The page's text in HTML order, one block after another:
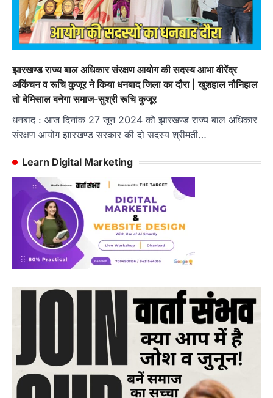
झारखण्ड राज्य बाल अधिकार संरक्षण आयोग की सदस्य आभा वीरेंद्र
अकिंचन व रूचि कुजूर ने किया धनबाद जिला का दौरा | खुशहाल नौनिहाल
तो बेमिसाल बनेगा समाज-सुश्री रूचि कुजूर
धनबाद : आज दिनांक 27 जून 2024 को झारखण्ड राज्य बाल अधिकार
संरक्षण आयोग झारखण्ड सरकार की दो सदस्य श्रीमती…
Learn Digital Marketing